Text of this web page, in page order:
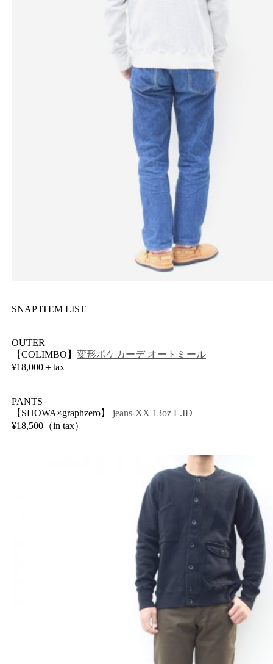
SNAP ITEM LIST
OUTER
【COLIMBO】 変形ポケカーデ オートミール
¥18,000＋tax
PANTS
【SHOWA×graphzero】 jeans-XX 13oz L.ID
¥18,500（in tax）